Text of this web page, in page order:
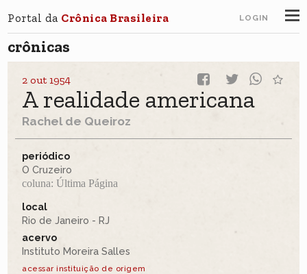
Portal da Crônica Brasileira LOGIN
crônicas
2 out 1954
A realidade americana
Rachel de Queiroz
periódico
O Cruzeiro
coluna: Última Página
local
Rio de Janeiro - RJ
acervo
Instituto Moreira Salles
acessar instituição de origem